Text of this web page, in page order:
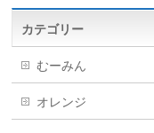
カテゴリー
むーみん
オレンジ